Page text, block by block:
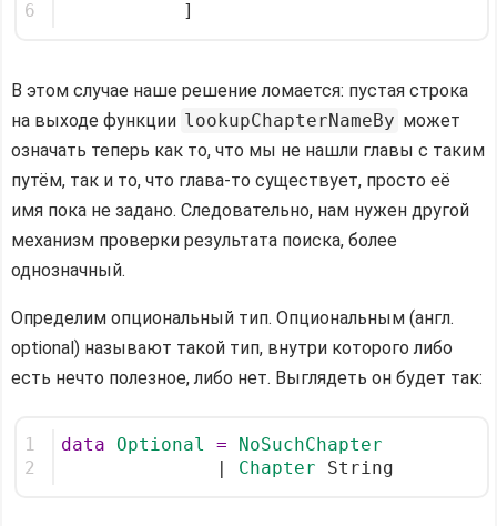
6
           ]
В этом случае наше решение ломается: пустая строка
на выходе функции lookupChapterNameBy может
означать теперь как то, что мы не нашли главы с таким
путём, так и то, что глава-то существует, просто её
имя пока не задано. Следовательно, нам нужен другой
механизм проверки результата поиска, более
однозначный.
Определим опциональный тип. Опциональным (англ.
optional) называют такой тип, внутри которого либо
есть нечто полезное, либо нет. Выглядеть он будет так:
1
2
data Optional =
NoSuchChapter
Chapter String